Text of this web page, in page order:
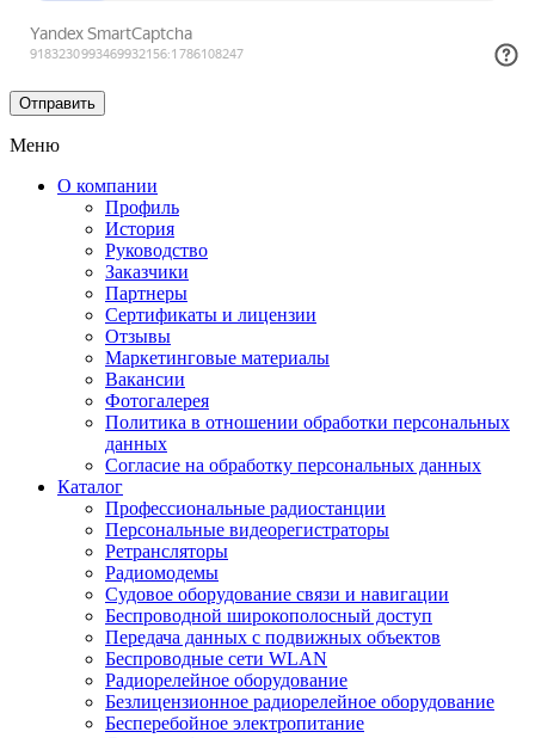
Меню
О компании
Профиль
История
Руководство
Заказчики
Партнеры
Сертификаты и лицензии
Отзывы
Маркетинговые материалы
Вакансии
Фотогалерея
Политика в отношении обработки персональных
данных
Согласие на обработку персональных данных
Каталог
Профессиональные радиостанции
Персональные видеорегистраторы
Ретрансляторы
Радиомодемы
Судовое оборудование связи и навигации
Беспроводной широкополосный доступ
Передача данных с подвижных объектов
Беспроводные сети WLAN
Радиорелейное оборудование
Безлицензионное радиорелейное оборудование
Бесперебойное электропитание